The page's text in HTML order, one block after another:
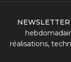
NEWSLETTER
réalisations,